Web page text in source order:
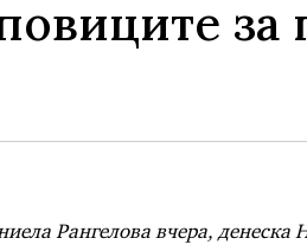
Рангелова вчера,